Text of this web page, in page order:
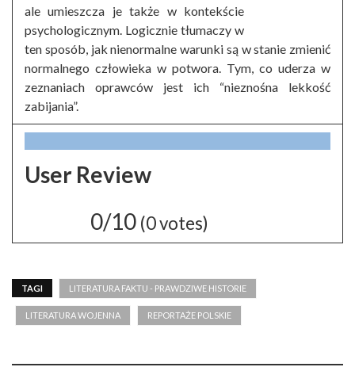
ale umieszcza je także w kontekście
psychologicznym. Logicznie tłumaczy w
ten sposób, jak nienormalne warunki są w stanie zmienić
normalnego człowieka w potwora. Tym, co uderza w
zeznaniach oprawców jest ich “nieznośna lekkość
zabijania”.
User Review
0/10 (0votes)
TAGI LITERATURA FAKTU - PRAWDZIWE HISTORIE
LITERATURA WOJENNA REPORTAŻE POLSKIE